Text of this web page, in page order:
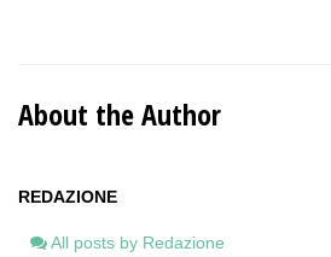
About the Author
REDAZIONE
All posts by Redazione